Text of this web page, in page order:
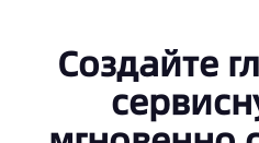
Создайте